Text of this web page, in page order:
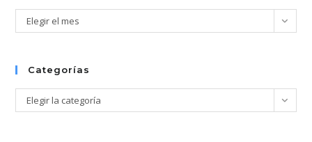
el
Archivos
Elegir el mes
Categorías
Categorías
Elegir la categoría